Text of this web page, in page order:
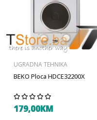
UGRADNA TEHNIKA
BEKO Ploca HDCE32200X
179,00KM